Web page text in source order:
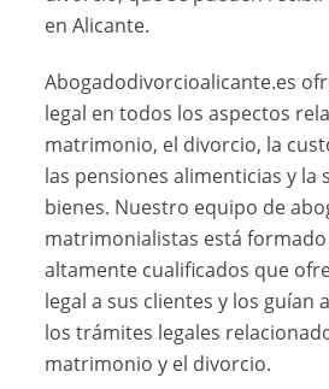
en Alicante.
Abogadodivorcioalicante.es
legal en todos los aspectos
matrimonio, el divorcio, la
las pensiones alimenticias y la
bienes. Nuestro equipo de
matrimonialistas está
altamente cualificados que
legal a sus clientes y los guían
los trámites legales
matrimonio y el divorcio.